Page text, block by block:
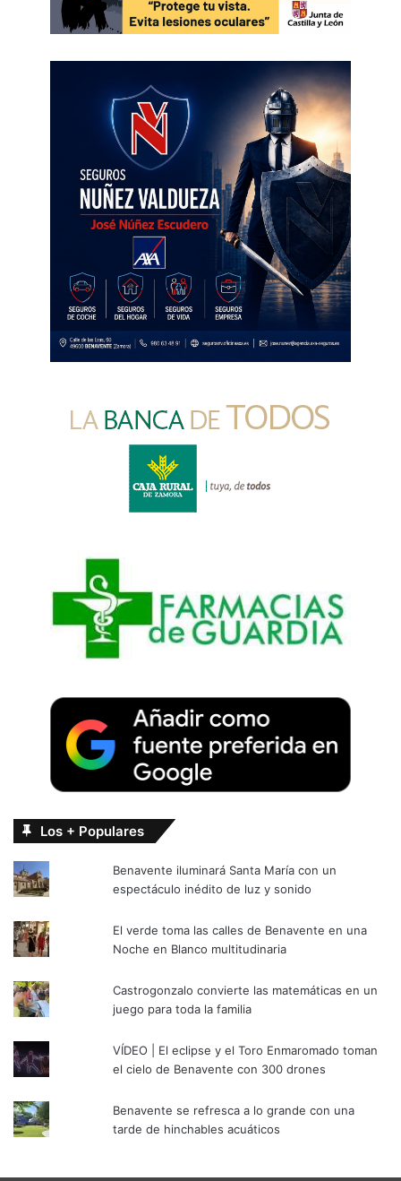
Los + Populares
Benavente iluminará Santa María con un
espectáculo inédito de luz y sonido
El verde toma las calles de Benavente en una
Noche en Blanco multitudinaria
Castrogonzalo convierte las matemáticas en un
juego para toda la familia
VÍDEO | El eclipse y el Toro Enmaromado toman
el cielo de Benavente con 300 drones
Benavente se refresca a lo grande con una
tarde de hinchables acuáticos